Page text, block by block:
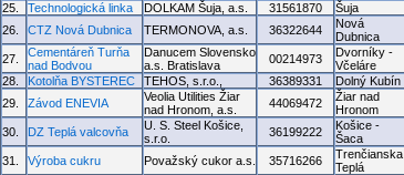
25.
Technologická linka DOLKAM Šuja, a.s. 31561870 Šuja
26.
CTZ Nová Dubnica TERMONOVA, a.s. 36322644
Nová
Dubnica
27.
Cementáreň Turňa
nad Bodvou
Danucem Slovensko
a.s. Bratislava
00214973
Dvorníky -
Včeláre
28.
Kotolňa BYSTEREC TEHOS, s.r.o., 36389331 Dolný Kubín
29.
Závod ENEVIA
Veolia Utilities Žiar
nad Hronom, a.s.
44069472
Žiar nad
Hronom
30. DZ Teplá valcovňa
U. S. Steel Košice,
s.r.o.
36199222
Košice -
Šaca
31. Výroba cukru Považský cukor a.s. 35716266
Trenčianska
Teplá